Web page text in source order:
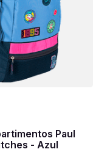
Paul
- Azul